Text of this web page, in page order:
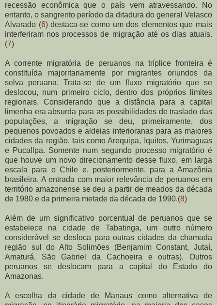
recessão econômica que o país vem atravessando. No
entanto, o sangrento período da ditadura do general Velasco
Alvarado (6) destaca-se como um dos elementos que mais
interferiram nos processos de migração até os dias atuais.
(7)
A corrente migratória de peruanos na tríplice fronteira é
constituída majoritariamente por migrantes oriundos da
selva peruana. Trata-se de um fluxo migratório que se
deslocou, num primeiro ciclo, dentro dos próprios limites
regionais. Considerando que a distância para a capital
limenha era absurda para as possibilidades de traslado das
populações, a migração se deu, primeiramente, dos
pequenos povoados e aldeias interioranas para as maiores
cidades da região, tais como Arequipa, Iquitos, Yurimaguas
e Pucallpa. Somente num segundo processo migratório é
que houve um novo direcionamento desse fluxo, em larga
escala para o Chile e, posteriormente, para a Amazônia
brasileira. A entrada com maior relevância de peruanos em
território amazonense se deu a partir de meados da década
de 1980 e da primeira metade da década de 1990.(8)
Além de um significativo porcentual de peruanos que se
estabelece na cidade de Tabatinga, um outro número
considerável se desloca para outras cidades da chamada
região sul do Alto Solimões (Benjamim Constant, Jutaí,
Amaturá, São Gabriel da Cachoeira e outras). Outros
peruanos se deslocam para a capital do Estado do
Amazonas.
A escolha da cidade de Manaus como alternativa de